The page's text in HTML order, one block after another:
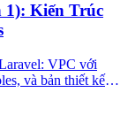
1): Kiến Trúc
VPC với
và bản thiết kế